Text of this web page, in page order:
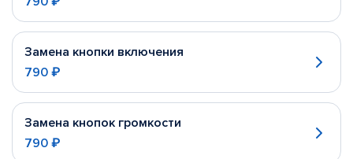
Замена кнопки включения
790 ₽
Замена кнопок громкости
790 ₽